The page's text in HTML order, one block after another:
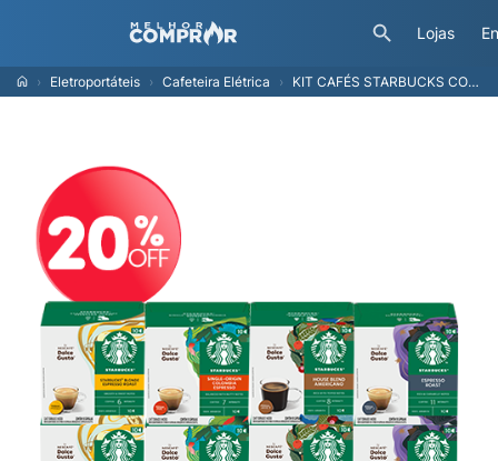
Lojas
Eletroportáteis Cafeteira Elétrica KIT CAFÉS STARBUCKS COM 20% OFF